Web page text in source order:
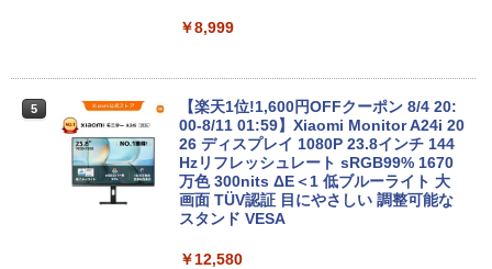
【1年保証】
【1500円OFFクーポン】【テンキー&Wi
-Fi】ノートパソコン 15.6インチ SSD128
GB メモリ8GB Core i3 第8世代 Micros
oft Office付き Windows11 Lenovo Thi
nkpad L580 中古ノートパソコン PC パ
メモリ16GB 中古パソコン レノボ
速SSD256GB+HDD500GB DVDマルチ
デスクトップパソコン【中古】【30日保
証】20007027
￥59,800
￥8,999
5
【楽天1位!1,600円OFFクーポン 8/4 20:
00-8/11 01:59】Xiaomi Monitor A24i 20
26 ディスプレイ 1080P 23.8インチ 144
Hzリフレッシュレート sRGB99% 1670
万色 300nits ΔE＜1 低ブルーライト 大
画面 TÜV認証 目にやさしい 調整可能な
スタンド VESA
￥12,580